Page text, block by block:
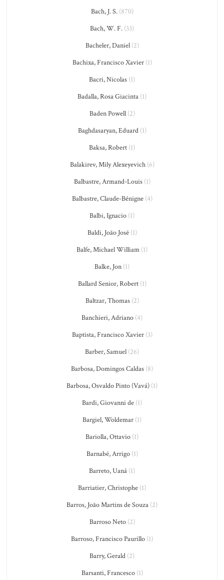
Bach, J. S.(870)
Bach, W. F. (33)
Bacheler, Daniel(2)
Bachixa, Francisco Xavier(1)
Bacri, Nicolas (1)
Badalla, Rosa Giacinta (1)
Baden Powell(2)
Baghdasaryan, Eduard(1)
Baksa, Robert (1)
Balakirev, Mily Alexeyevich(6)
Balbastre, Armand-Louis(1)
Balbastre, Claude-Bénigne(4)
Balbi, Ignacio (1)
Baldi, João José(1)
Balfe, Michael William (1)
Balke, Jon (1)
Ballard Senior, Robert(1)
Baltzar, Thomas(2)
Banchieri, Adriano (4)
Baptista, Francisco Xavier(3)
Barber, Samuel (26)
Barbosa, Domingos Caldas (8)
Barbosa, Osvaldo Pinto (Vavá) (1)
Bardi, Giovanni de (1)
Bargiel, Woldemar (1)
Bariolla, Ottavio (1)
Barnabé, Arrigo(1)
Barreto, Uaná (1)
Barriatier, Christophe (1)
Barros, João Martins de Souza (2)
Barroso Neto(2)
Barroso, Francisco Paurillo (1)
Barry, Gerald (2)
Barsanti, Francesco(1)